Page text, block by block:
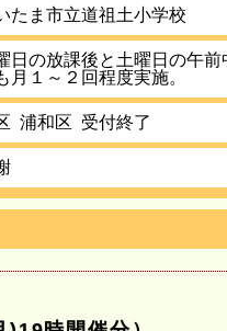
たま市立道祖土小学校
日の放課後と土曜日の午前
月１～２回程度実施。
浦和区 受付終了